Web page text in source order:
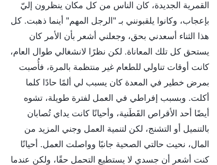
القمرية الجديدة، كان الناس من كل مكان ينظرون إليّ
بإعجاب، وكانوا يلقبونني بـ "الرجل المهم" أينما ذهبت. كل
هذا الثناء أسعدني بحق، وجعلني أشعر بأن الأمر كان
يستحق كل تلك المعاناة. لكن نظرًا لانشغالي طوال العام،
كانت أوقات تناولي للطعام غير منتظمة بالمرة، فأُصبت
بمرض خطير في المعدة كان يسبب لي ألمًا حادًا كلما
أكلت. وبسبب إفراطي في العمل لفترة طويلة، تشوه
أيضًا أحد الأقراص القَطَنية، وأحيانًا كانت يداي تُصابان
بالتنميل أو التشنج، لكن لتنمية العمل وجني المزيد من
المال، نحيت حالتي الصحية جانبًا وواصلت العمل. أحيانًا
كنت أشعر أن جسدي لا يستطيع التحمل حقًا، ولكن عندما